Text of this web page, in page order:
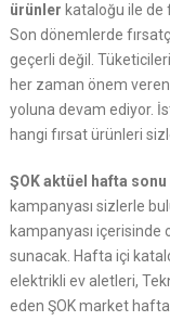
ürünler kataloğu ile de
Son dönemlerde
geçerli değil.
her zaman önem
yoluna devam ediyor.
hangi fırsat ürünleri
ŞOK aktüel hafta sonu
kampanyası sizlerle
kampanyası içerisinde
sunacak. Hafta içi
elektrikli ev aletleri,
eden ŞOK market